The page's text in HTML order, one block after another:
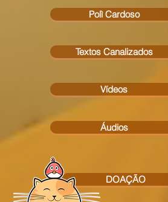
DOAÇÃO
Áudios
Vídeos
Textos Canalizados
Polì Cardoso